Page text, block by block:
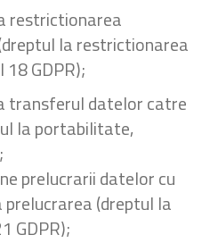
restrictionarea
la restrictionarea
GDPR);
transferul datelor catre
la portabilitate,
prelucrarii datelor cu
(dreptul la
GDPR);